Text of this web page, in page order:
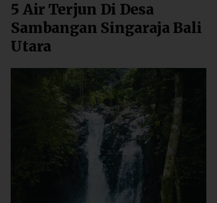
5 Air Terjun Di Desa
Sambangan Singaraja Bali
Utara